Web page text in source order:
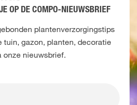
OP DE COMPO-NIEUWSBRIEF
plantenverzorgingstips
tuin, gazon, planten, decoratie
onze nieuwsbrief.